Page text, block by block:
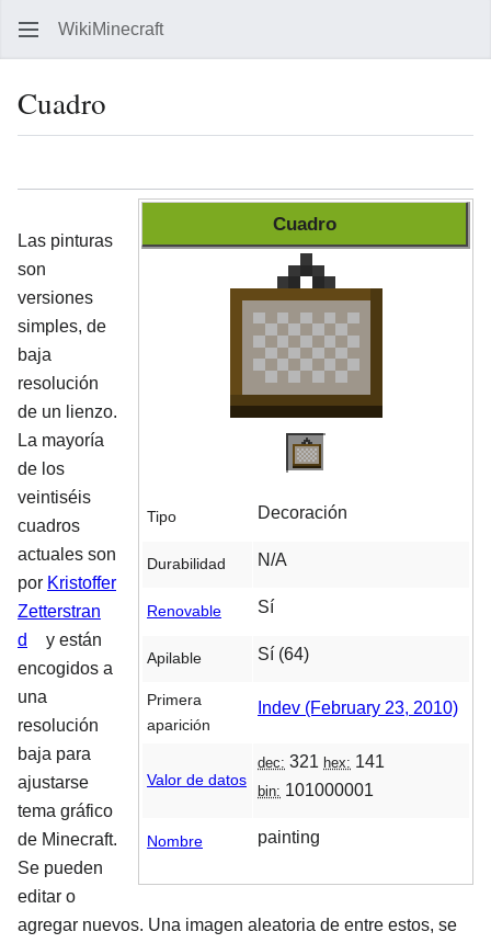
WikiMinecraft
Cuadro
Cuadro
Tipo Decoración
Durabilidad N/A
Renovable Sí
Apilable Sí (64)
Primera
aparición
Indev (February 23, 2010)
Valor de datos
dec: 321 hex: 141
bin: 101000001
Nombre painting
Las pinturas
son
versiones
simples, de
baja
resolución
de un lienzo.
La mayoría
de los
veintiséis
cuadros
actuales son
por Kristoffer
Zetterstran
d
y están
encogidos a
una
resolución
baja para
ajustarse
tema gráfico
de Minecraft.
Se pueden
editar o
agregar nuevos. Una imagen aleatoria de entre estos, se